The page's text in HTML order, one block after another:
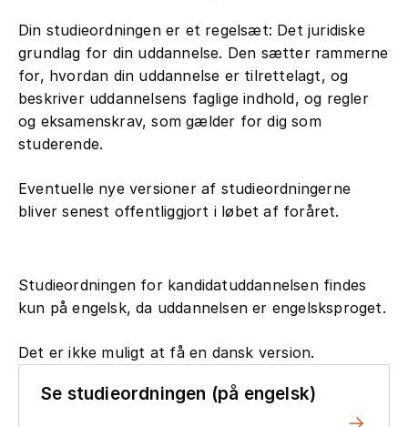
Din studieordningen er et regelsæt: Det juridiske
grundlag for din uddannelse. Den sætter rammerne
for, hvordan din uddannelse er tilrettelagt, og
beskriver uddannelsens faglige indhold, og regler
og eksamenskrav, som gælder for dig som
studerende.
Eventuelle nye versioner af studieordningerne
bliver senest offentliggjort i løbet af foråret.
Studieordningen for kandidatuddannelsen findes
kun på engelsk, da uddannelsen er engelsksproget.
Det er ikke muligt at få en dansk version.
Se studieordningen (på engelsk)